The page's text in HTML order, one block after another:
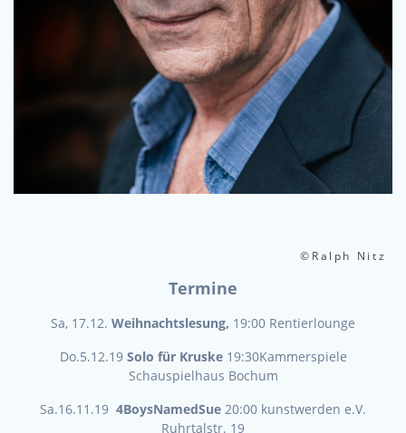
©Ralph Nitz
Termine
Sa, 17.12. Weihnachtslesung, 19:00 Rentierlounge
Do.5.12.19 Solo für Kruske 19:30Kammerspiele
Schauspielhaus Bochum
Sa.16.11.19 4BoysNamedSue 20:00 kunstwerden e.V.
Ruhrtalstr. 19